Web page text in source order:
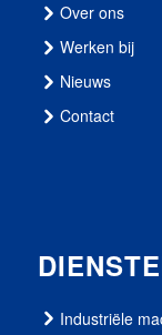
Over ons
Werken bij
Nieuws
Contact
Industriële